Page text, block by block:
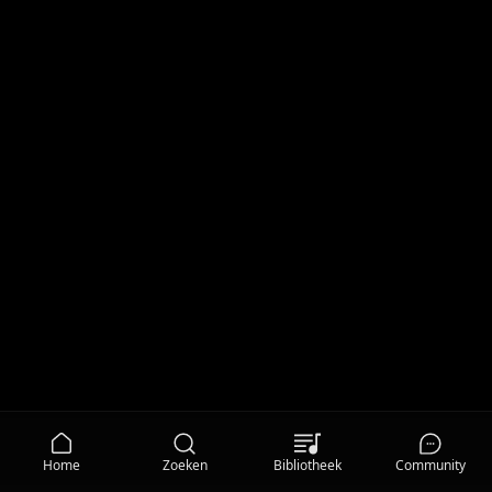
Home Zoeken Bibliotheek Community